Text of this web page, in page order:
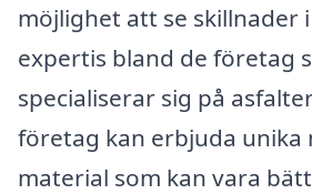
möjlighet att se skillnader
expertis bland de företag
specialiserar sig på
företag kan erbjuda unika
material som kan vara